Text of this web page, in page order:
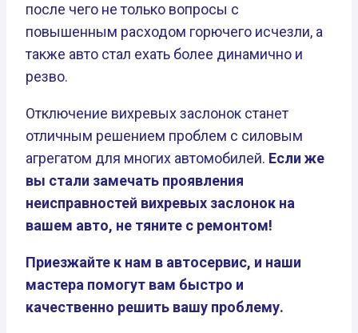
после чего не только вопросы с
повышенным расходом горючего исчезли, а
также авто стал ехать более динамично и
резво.
Отключение вихревых заслонок станет
отличным решением проблем с силовым
агрегатом для многих автомобилей. Если же
вы стали замечать проявления
неисправностей вихревых заслонок на
вашем авто, не тяните с ремонтом!
Приезжайте к нам в автосервис, и наши
мастера помогут вам быстро и
качественно решить вашу проблему.